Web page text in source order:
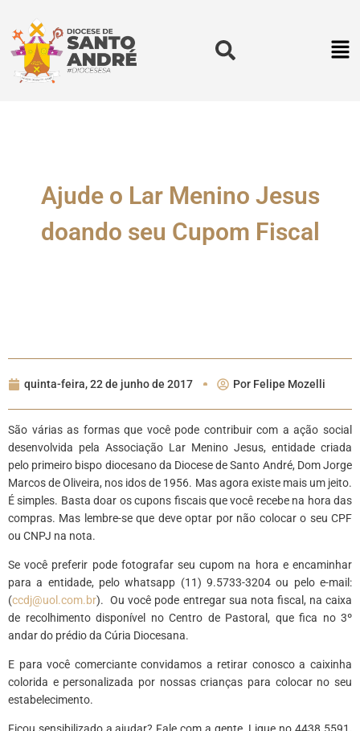
Ajude o Lar Menino Jesus
doando seu Cupom Fiscal
quinta-feira, 22 de junho de 2017 Por Felipe Mozelli
São várias as formas que você pode contribuir com a ação social
desenvolvida pela Associação Lar Menino Jesus, entidade criada
pelo primeiro bispo diocesano da Diocese de Santo André, Dom Jorge
Marcos de Oliveira, nos idos de 1956. Mas agora existe mais um jeito.
É simples. Basta doar os cupons fiscais que você recebe na hora das
compras. Mas lembre-se que deve optar por não colocar o seu CPF
ou CNPJ na nota.
Se você preferir pode fotografar seu cupom na hora e encaminhar
para a entidade, pelo whatsapp (11) 9.5733-3204 ou pelo e-mail:
(ccdj@uol.com.br). Ou você pode entregar sua nota fiscal, na caixa
de recolhimento disponível no Centro de Pastoral, que fica no 3º
andar do prédio da Cúria Diocesana.
E para você comerciante convidamos a retirar conosco a caixinha
colorida e personalizada por nossas crianças para colocar no seu
estabelecimento.